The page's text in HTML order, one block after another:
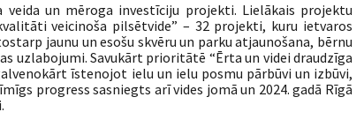
veida un mēroga investīciju projekti. Lielākais projektu
veicinoša pilsētvide” – 32 projekti, kuru ietvaros
jaunu un esošu skvēru un parku atjaunošana, bērnu
uzlabojumi. Savukārt prioritātē “Ērta un videi draudzīga
īstenojot ielu un ielu posmu pārbūvi un izbūvi,
progress sasniegts arī vides jomā un 2024. gadā Rīgā